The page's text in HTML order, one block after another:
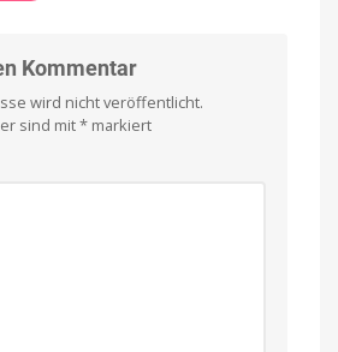
Kommentar
wird nicht veröffentlicht.
sind mit* markiert